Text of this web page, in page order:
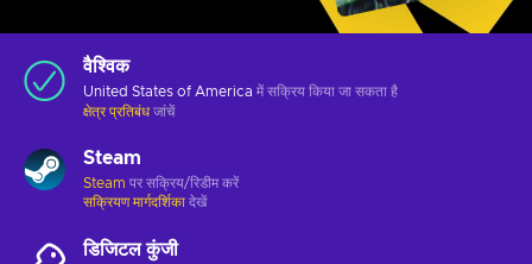
वैश्विक
United States of America में सक्रिय किया जा सकता है
क्षेत्र प्रतिबंध जांचें
Steam
Steam पर सक्रिय/रिडीम करें
सक्रियण मार्गदर्शिका देखें
डिजिटल कुंजी